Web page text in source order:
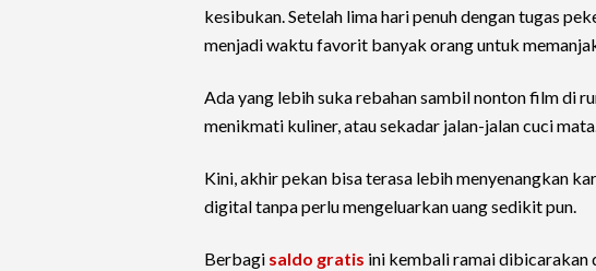
kesibukan. Setelah lima hari penuh dengan tugas
menjadi waktu favorit banyak orang untuk
Ada yang lebih suka rebahan sambil nonton film di
menikmati kuliner, atau sekadar jalan-jalan cuci
Kini, akhir pekan bisa terasa lebih menyenangkan
digital tanpa perlu mengeluarkan uang sedikit pun.
Berbagi saldo gratis ini kembali ramai